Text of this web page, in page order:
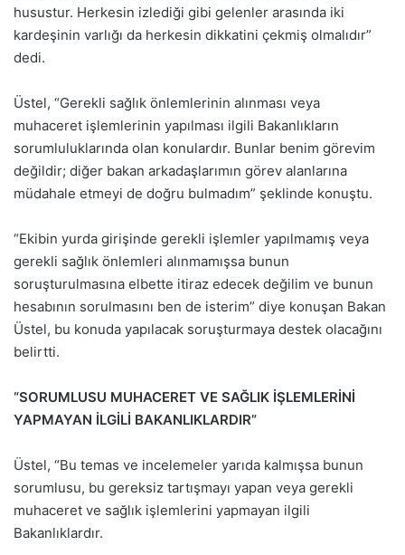
husustur. Herkesin izlediği gibi gelenler arasında iki
kardeşinin varlığı da herkesin dikkatini çekmiş olmalıdır”
dedi.
Üstel, “Gerekli sağlık önlemlerinin alınması veya
muhaceret işlemlerinin yapılması ilgili Bakanlıkların
sorumluluklarında olan konulardır. Bunlar benim görevim
değildir; diğer bakan arkadaşlarımın görev alanlarına
müdahale etmeyi de doğru bulmadım” şeklinde konuştu.
“Ekibin yurda girişinde gerekli işlemler yapılmamış veya
gerekli sağlık önlemleri alınmamışsa bunun
soruşturulmasına elbette itiraz edecek değilim ve bunun
hesabının sorulmasını ben de isterim” diye konuşan Bakan
Üstel, bu konuda yapılacak soruşturmaya destek olacağını
belirtti.
“SORUMLUSU MUHACERET VE SAĞLIK İŞLEMLERİNİ
YAPMAYAN İLGİLİ BAKANLIKLARDIR”
Üstel, “Bu temas ve incelemeler yarıda kalmışsa bunun
sorumlusu, bu gereksiz tartışmayı yapan veya gerekli
muhaceret ve sağlık işlemlerini yapmayan ilgili
Bakanlıklardır.